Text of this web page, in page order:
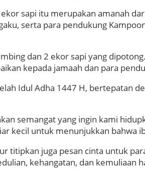
sapi itu merupakan amanah
serta para pendukung
dan 2 ekor sapi yang
kepada jamaah dan para
Idul Adha 1447 H, bertepatan
semangat yang ingin kami
kecil untuk menunjukkan bahwa
titipkan juga pesan cinta untuk
kehangatan, dan kemuliaan